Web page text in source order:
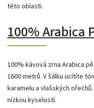
této oblasti.
100% Arabica
100% kávová zrna Arabica
1600 metrů. V šálku ucítíte
karamelu a vlašských
nízkou kyselostí.